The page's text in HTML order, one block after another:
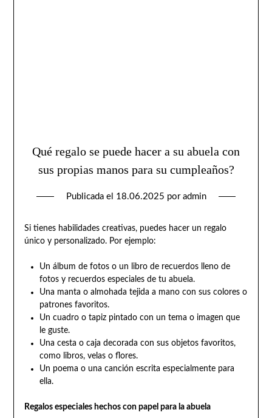
Qué regalo se puede hacer a su abuela con
sus propias manos para su cumpleaños?
Publicada el 18.06.2025 por admin
Si tienes habilidades creativas, puedes hacer un regalo
único y personalizado. Por ejemplo:
Un álbum de fotos o un libro de recuerdos lleno de
fotos y recuerdos especiales de tu abuela.
Una manta o almohada tejida a mano con sus colores o
patrones favoritos.
Un cuadro o tapiz pintado con un tema o imagen que
le guste.
Una cesta o caja decorada con sus objetos favoritos,
como libros, velas o flores.
Un poema o una canción escrita especialmente para
ella.
Regalos especiales hechos con papel para la abuela